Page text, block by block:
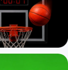
35 دقیقه
31 دقیقه